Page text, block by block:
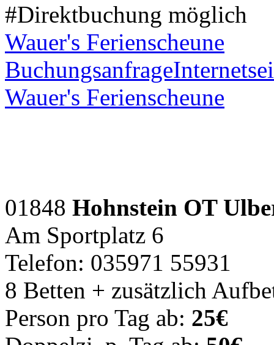
#Direktbuchung möglich
Wauer's Ferienscheune
Buchungsanfrage
Wauer's Ferienscheune
01848 Hohnstein OT
Am Sportplatz 6
Telefon: 035971 55931
8 Betten + zusätzlich
Person pro Tag ab: 25€